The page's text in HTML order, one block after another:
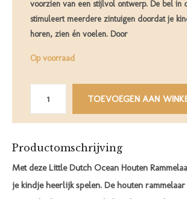
voorzien van een stijlvol ontwerp. De bel in
stimuleert meerdere zintuigen doordat je
horen, zien én voelen. Door
Op voorraad
TOEVOEGEN AAN
Productomschrijving
Met deze Little Dutch Ocean Houten
je kindje heerlijk spelen. De houten